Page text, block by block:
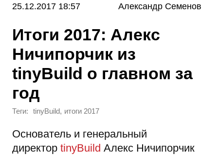
25.12.2017 18:57 Александр Семенов
Итоги 2017: Алекс
Ничипорчик из
tinyBuild о главном за
год
Теги: tinyBuild, итоги 2017
Основатель и генеральный
директор tinyBuild Алекс Ничипорчик